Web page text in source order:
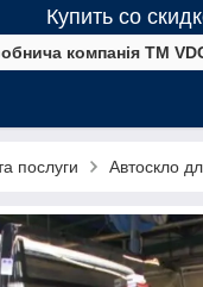
Купить со
компанія ТМ
послуги Автоскло